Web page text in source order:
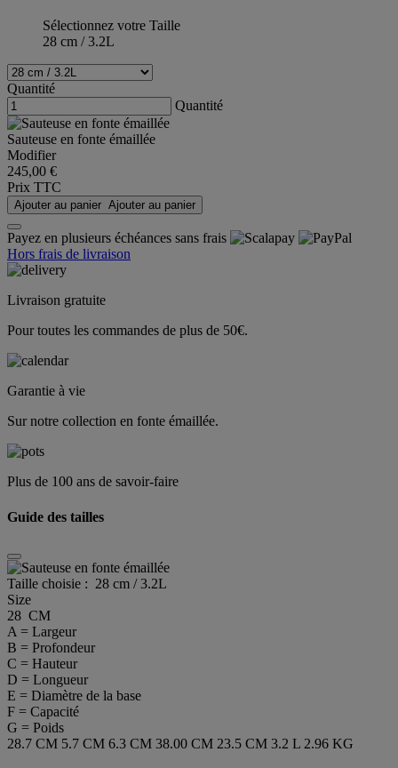
Sélectionnez votre Taille
28 cm / 3.2L
Quantité
Quantité
Sauteuse en fonte émaillée
Modifier
245,00 €
Prix TTC
Ajouter au panier Ajouter au panier
Payez en plusieurs échéances sans frais
Hors frais de livraison
Livraison gratuite
Pour toutes les commandes de plus de 50€.
Garantie à vie
Sur notre collection en fonte émaillée.
Plus de 100 ans de savoir-faire
Guide des tailles
Taille choisie : 28 cm / 3.2L
Size
28 CM
A = Largeur
B = Profondeur
C = Hauteur
D = Longueur
E = Diamètre de la base
F = Capacité
G = Poids
28.7 CM 5.7 CM 6.3 CM 38.00 CM 23.5 CM 3.2 L 2.96 KG